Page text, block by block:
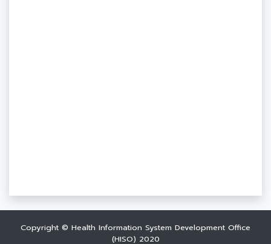
Copyright © Health Information System Development Office
(HISO) 2020